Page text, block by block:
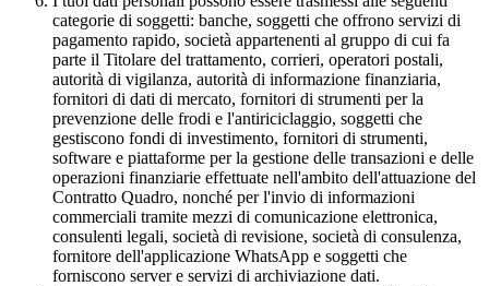
categorie di soggetti: banche, soggetti che offrono servizi di
pagamento rapido, società appartenenti al gruppo di cui fa
parte il Titolare del trattamento, corrieri, operatori postali,
autorità di vigilanza, autorità di informazione finanziaria,
fornitori di dati di mercato, fornitori di strumenti per la
prevenzione delle frodi e l'antiriciclaggio, soggetti che
gestiscono fondi di investimento, fornitori di strumenti,
software e piattaforme per la gestione delle transazioni e delle
operazioni finanziarie effettuate nell'ambito dell'attuazione del
Contratto Quadro, nonché per l'invio di informazioni
commerciali tramite mezzi di comunicazione elettronica,
consulenti legali, società di revisione, società di consulenza,
fornitore dell'applicazione WhatsApp e soggetti che
forniscono server e servizi di archiviazione dati.